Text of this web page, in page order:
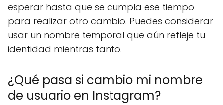
esperar hasta que se cumpla ese tiempo
para realizar otro cambio. Puedes considerar
usar un nombre temporal que aún refleje tu
identidad mientras tanto.
¿Qué pasa si cambio mi nombre
de usuario en Instagram?